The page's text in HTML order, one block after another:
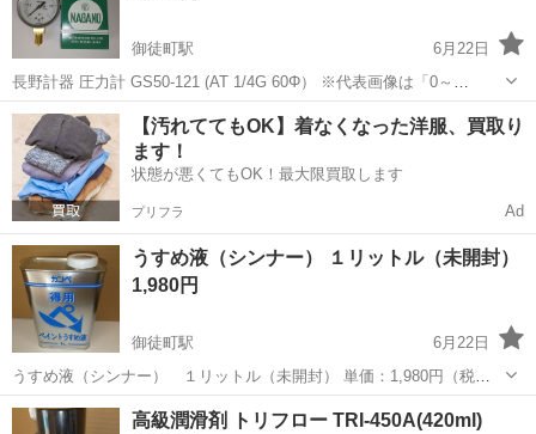
御徒町駅
6月22日
長野計器 圧力計 GS50-121 (AT 1/4G 60Φ） ※代表画像は「0～
1MPa」です。 0～0.6MPa 0～1MPa 0～1.6MPa 0～2.5MPa 単価：
1,980円(税込) ...
東京 台東区 御徒町駅 その他
【汚れててもOK】着なくなった洋服、買取り
ます！
状態が悪くてもOK！最大限買取します
プリフラ Ad
うすめ液（シンナー） １リットル（未開封）
1,980円
御徒町駅
6月22日
うすめ液（シンナー） １リットル（未開封） 単価：1,980円（税込
み） 又は、エスコ便利カタログの商品を11,000円(税込み)以上、 店頭
にてお買い上げのお客様に、 「うすめ液(シンナー) １リットル...
東京 台東区 御徒町駅 その他
高級潤滑剤 トリフロー TRI-450A(420ml)